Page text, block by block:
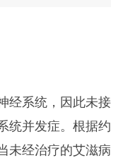
经系统，因此未接
统并发症。根据约
未经治疗的艾滋病